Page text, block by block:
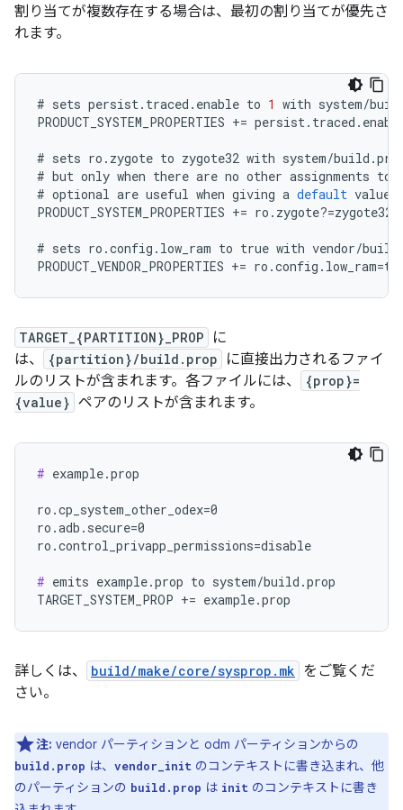
割り当てが複数存在する場合は、最初の割り当てが優先さ
れます。
# sets persist. traced . enable to 1 with system/
PRODUCT_SYSTEM_PROPERTIES += persist. traced .
# sets ro . zygote to zygote32 with system/build .
# but only when there are no other assignments to
# optional are useful when giving a default value
PRODUCT_SYSTEM_PROPERTIES += ro . zygote?=zygote32
# sets ro .config . low_ram to true with vendor/build
PRODUCT_VENDOR_PROPERTIES += ro .config . low_ram=
TARGET_{PARTITION}_PROP
に
は、
{partition}/build.prop
に直接出力されるファイ
ルのリストが含まれます。各ファイルには、
{prop}=
{value} ペアのリストが含まれます。
# example.prop
ro.cp_system_other_odex=0
ro.adb.secure=0
ro.control_privapp_permissions=disable
# emits example.prop to system/build.prop
詳しくは、 build/make/core/sysprop.mk をご覧くだ
さい。
注: vendor パーティションと odm パーティションからの
build.prop は、 vendor_init のコンテキストに書き込まれ、他
のパーティションの build.prop は init のコンテキストに書き